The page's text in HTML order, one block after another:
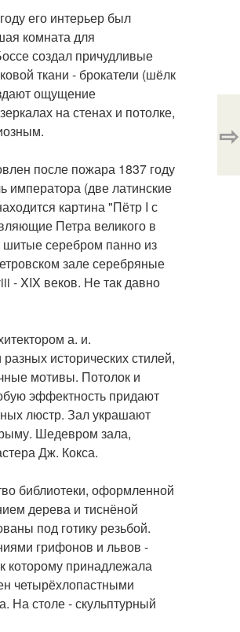
его интерьер был
комната для
создал причудливые
ткани - брокатели (шёлк
ощущение
на стенах и потолке,
после пожара 1837 году
императора (две латинские
картина "Пётр I с
Петра великого в
серебром панно из
зале серебряные
- XIX веков. Не так давно
а. и.
исторических стилей,
мотивы. Потолок и
эффектность придают
люстр. Зал украшают
Шедевром зала,
Дж. Кокса.
библиотеки, оформленной
дерева и тиснёной
под готику резьбой.
грифонов и львов -
которому принадлежала
четырёхлопастными
На столе - скульптурный
⇨